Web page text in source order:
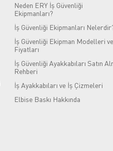
Neden ERY İş Güvenliği
Ekipmanları?
İş Güvenliği Ekipmanları
İş Güvenliği Ekipman Modelleri ve
Fiyatları
İş Güvenliği Ayakkabıları Satın
Rehberi
İş Ayakkabıları ve İş Çizmeleri
Elbise Baskı Hakkında